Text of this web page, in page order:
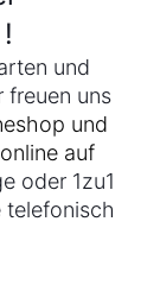
und
freuen uns
und
auf
oder 1zu1
telefonisch